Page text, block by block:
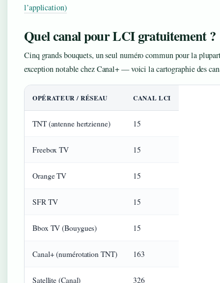
l’application)
Quel canal pour LCI gratuitement ?
Cinq grands bouquets, un seul numéro commun pour la
exception notable chez Canal+ — voici la cartographie des
OPÉRATEUR / RÉSEAU CANAL LCI
TNT (antenne hertzienne) 15
Freebox TV 15
Orange TV 15
SFR TV 15
Bbox TV (Bouygues) 15
Canal+ (numérotation TNT) 163
Satellite (Canal) 326